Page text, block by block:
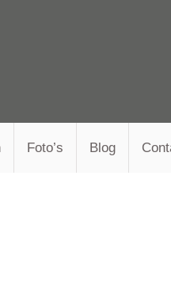
Foto’s Blog